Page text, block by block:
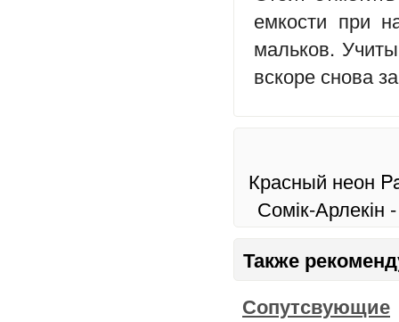
емкости при
мальков.
вскоре снова
Красный неон
Сомік-Арлекін
Также
Сопутсвующие